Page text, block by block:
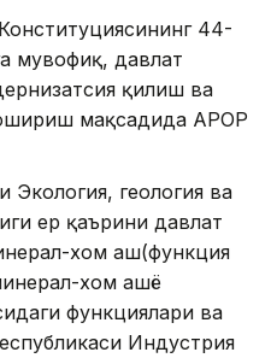
44-
мувофиқ, давлат
қилиш ва
мақсадида ҚАРОР
Экология, геология ва
ер қаърини давлат
хом аш(функция
хом ашё
функциялари ва
Индустрия